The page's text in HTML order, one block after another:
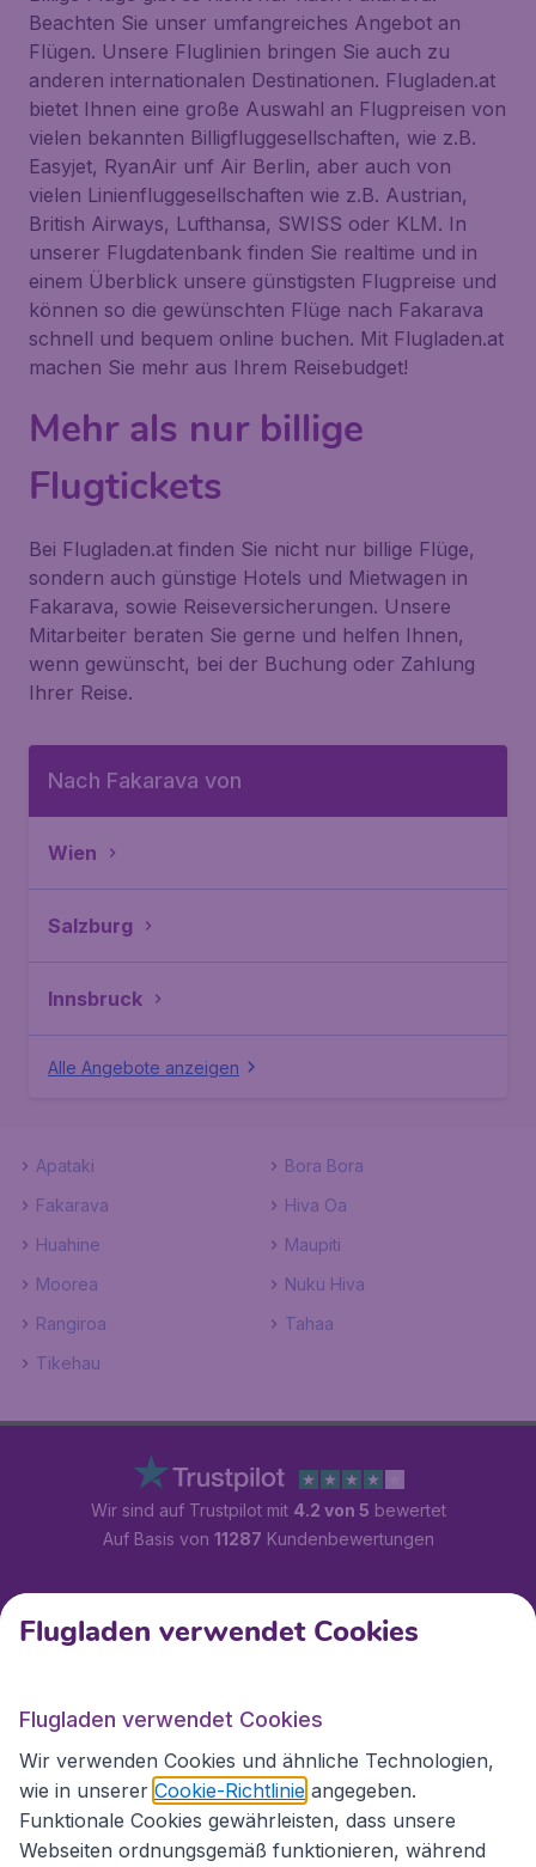
Beachten Sie unser umfangreiches Angebot an
Flügen. Unsere Fluglinien bringen Sie auch zu
anderen internationalen Destinationen. Flugladen.at
bietet Ihnen eine große Auswahl an Flugpreisen von
vielen bekannten Billigfluggesellschaften, wie z.B.
Easyjet, RyanAir unf Air Berlin, aber auch von
vielen Linienfluggesellschaften wie z.B. Austrian,
British Airways, Lufthansa, SWISS oder KLM. In
unserer Flugdatenbank finden Sie realtime und in
einem Überblick unsere günstigsten Flugpreise und
können so die gewünschten Flüge nach Fakarava
schnell und bequem online buchen. Mit Flugladen.at
machen Sie mehr aus Ihrem Reisebudget!
Mehr als nur billige
Flugtickets
Bei Flugladen.at finden Sie nicht nur billige Flüge,
sondern auch günstige Hotels und Mietwagen in
Fakarava, sowie Reiseversicherungen. Unsere
Mitarbeiter beraten Sie gerne und helfen Ihnen,
wenn gewünscht, bei der Buchung oder Zahlung
Ihrer Reise.
Nach Fakarava von
Wien
Salzburg
Innsbruck
Alle Angebote anzeigen
Apataki
Bora Bora
Fakarava
Hiva Oa
Huahine
Maupiti
Moorea
Nuku Hiva
Rangiroa
Tahaa
Tikehau
Wir sind auf Trustpilot mit 4.2 von 5 bewertet
Auf Basis von 11287 Kundenbewertungen
Kundenservice
Flugladen.at
Internationale Webseiten
Flugladen verwendet Cookies
Flugladen verwendet Cookies
Wir verwenden Cookies und ähnliche Technologien,
wie in unserer Cookie-Richtlinie angegeben.
Funktionale Cookies gewährleisten, dass unsere
Webseiten ordnungsgemäß funktionieren, während